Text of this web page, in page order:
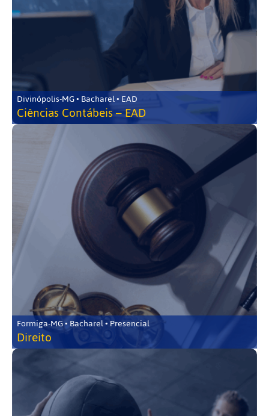
Divinópolis-MG • Bacharel • EAD
Ciências Contábeis – EAD
Formiga-MG • Bacharel • Presencial
Direito